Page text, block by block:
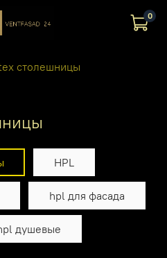
0
столешницы
HPL
hpl для фасада
душевые